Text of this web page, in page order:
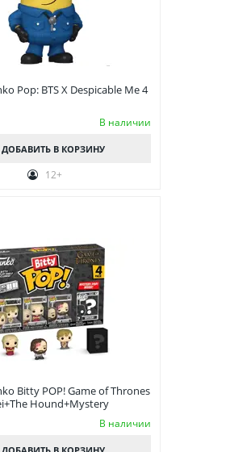
Pop: BTS X Despicable Me 4
В наличии
ДОБАВИТЬ В КОРЗИНУ
12+
Bitty POP! Game of Thrones
Hound+Mystery
В наличии